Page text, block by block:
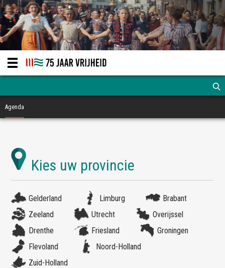
Agenda
Gelderland Limburg
Brabant
Zeeland
Utrecht
Overijssel
Drenthe
Friesland
Groningen
Flevoland
Noord-Holland
Zuid-Holland